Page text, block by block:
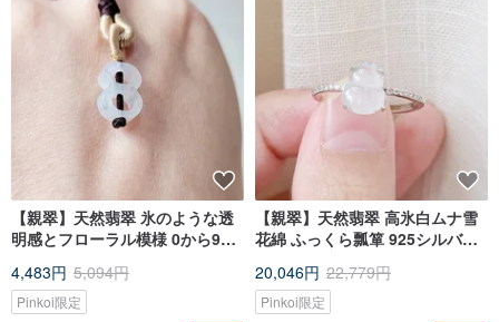
【親翠】天然翡翠 氷のような透
明感とフローラル模様 0から9の
ードネックレス 特別なテーマ
4,483円 5,094円
Pinkoi限定
【親翠】天然翡翠 高氷白ムナ雪
花綿 ふっくら瓢箪 925シルバー
20,046円 22,779円
Pinkoi限定